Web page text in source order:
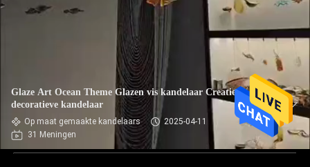
Glaze Art Ocean Theme Glazen vis kandelaar Creatieve
decoratieve kandelaar
Op maat gemaakte kandelaars
2025-04-11
31 Meningen